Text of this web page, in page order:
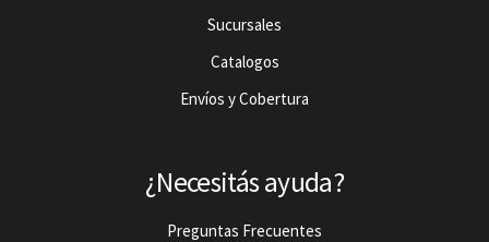
Sucursales
Catalogos
Envíos y Cobertura
¿Necesitás ayuda?
Preguntas Frecuentes